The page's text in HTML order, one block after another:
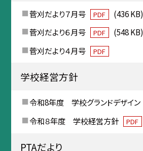
菅刈だより７月号 PDF
(436 KB)
菅刈だより６月号
PDF
(548 KB)
菅刈だより４月号
PDF
学校経営方針
令和8年度 学校グランドデザイン
令和８年度 学校経営方針
PDF
PTAだより